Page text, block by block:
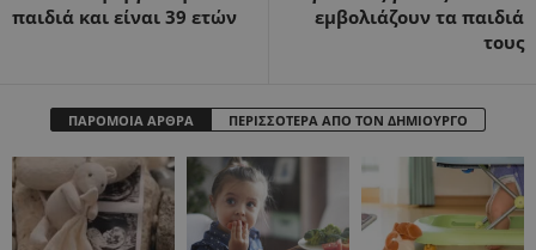
παιδιά και είναι 39 ετών
εμβολιάζουν τα παιδιά
τους
ΠΑΡΟΜΟΙΑ ΑΡΘΡΑ ΠΕΡΙΣΣΟΤΕΡΑ ΑΠΟ ΤΟΝ ΔΗΜΙΟΥΡΓΟ